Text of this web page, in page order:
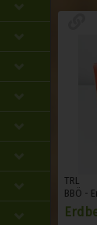
TRL
BBÖ -